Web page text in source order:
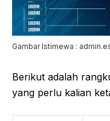
Gambar Istimewa :
Berikut adalah
yang perlu kalian